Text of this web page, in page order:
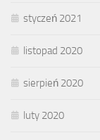
styczeń 2021
listopad 2020
sierpień 2020
luty 2020